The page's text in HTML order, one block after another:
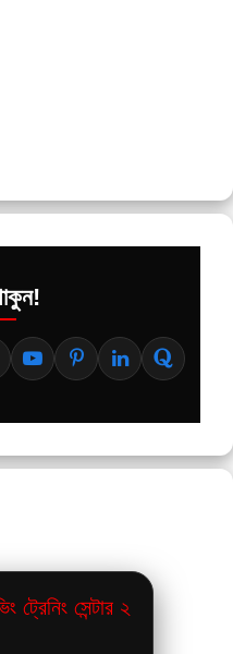
সেন্টার ২